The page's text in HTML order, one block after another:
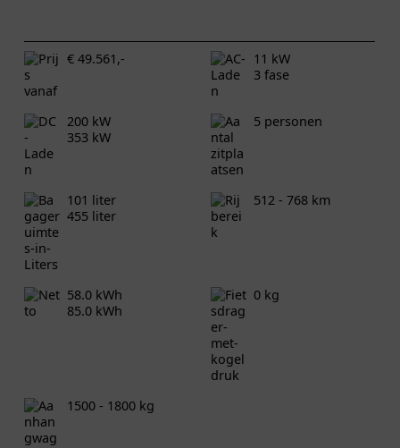
€ 49.561,-
11 kW
3 fase
200 kW
353 kW
5 personen
101 liter
455 liter
512 - 768 km
58.0 kWh
85.0 kWh
0 kg
1500 - 1800 kg